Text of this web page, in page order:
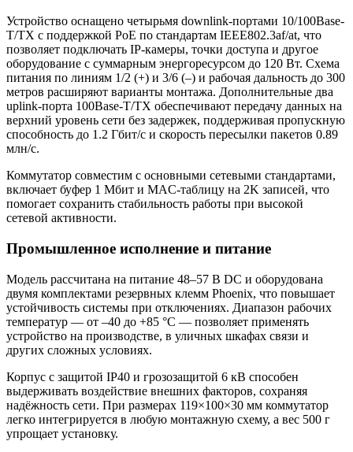
Устройство оснащено четырьмя downlink-портами 10/100Base-
T/TX с поддержкой PoE по стандартам IEEE802.3af/at, что
позволяет подключать IP-камеры, точки доступа и другое
оборудование с суммарным энергоресурсом до 120 Вт. Схема
питания по линиям 1/2 (+) и 3/6 (–) и рабочая дальность до 300
метров расширяют варианты монтажа. Дополнительные два
uplink-порта 100Base-T/TX обеспечивают передачу данных на
верхний уровень сети без задержек, поддерживая пропускную
способность до 1.2 Гбит/с и скорость пересылки пакетов 0.89
млн/с.
Коммутатор совместим с основными сетевыми стандартами,
включает буфер 1 Мбит и MAC-таблицу на 2K записей, что
помогает сохранить стабильность работы при высокой
сетевой активности.
Промышленное исполнение и питание
Модель рассчитана на питание 48–57 В DC и оборудована
двумя комплектами резервных клемм Phoenix, что повышает
устойчивость системы при отключениях. Диапазон рабочих
температур — от –40 до +85 °C — позволяет применять
устройство на производстве, в уличных шкафах связи и
других сложных условиях.
Корпус с защитой IP40 и грозозащитой 6 кВ способен
выдерживать воздействие внешних факторов, сохраняя
надёжность сети. При размерах 119×100×30 мм коммутатор
легко интегрируется в любую монтажную схему, а вес 500 г
упрощает установку.